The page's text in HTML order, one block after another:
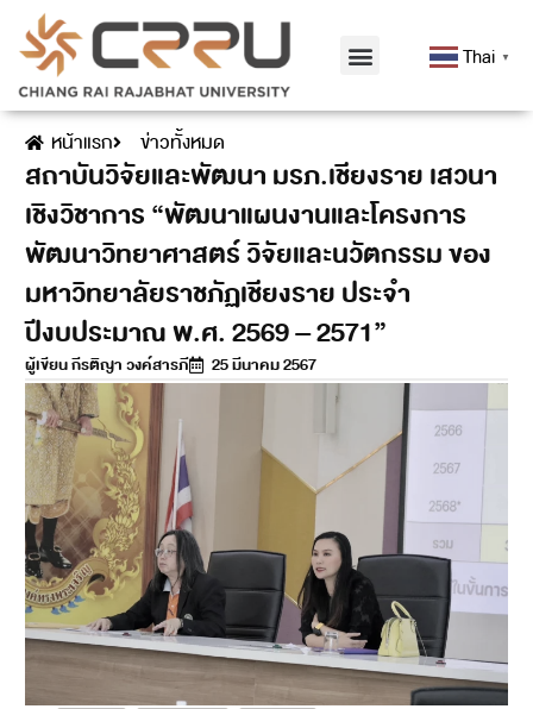
Thai ▼
หน้าแรก ข่าวทั้งหมด
สถาบันวิจัยและพัฒนา มรภ.เชียงราย เสวนา
เชิงวิชาการ “พัฒนาแผนงานและโครงการ
พัฒนาวิทยาศาสตร์ วิจัยและนวัตกรรม ของ
มหาวิทยาลัยราชภัฏเชียงราย ประจำ
ปีงบประมาณ พ.ศ. 2569 – 2571”
ผู้เขียนกีรติญา วงค์สารภี 25 มีนาคม 2567